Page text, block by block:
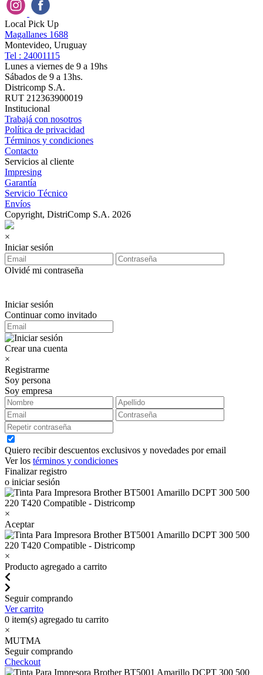
Local Pick Up
Magallanes 1688
Montevideo, Uruguay
Tel : 24001115
Lunes a viernes de 9 a 19hs
Sábados de 9 a 13hs.
Districomp S.A.
RUT 212363900019
Institucional
Trabajá con nosotros
Política de privacidad
Términos y condiciones
Contacto
Servicios al cliente
Impresing
Garantía
Servicio Técnico
Envíos
Copyright, DistriComp S.A. 2026
×
Iniciar sesión
Olvidé mi contraseña
Iniciar sesión
Continuar como invitado
Crear una cuenta
×
Registrarme
Soy persona
Soy empresa
Quiero recibir descuentos exclusivos y novedades por email
Ver los términos y condiciones
Finalizar registro
o iniciar sesión
×
Aceptar
×
Producto agregado a carrito
Seguir comprando
Ver carrito
0 item(s) agregado tu carrito
×
MUTMA
Seguir comprando
Checkout